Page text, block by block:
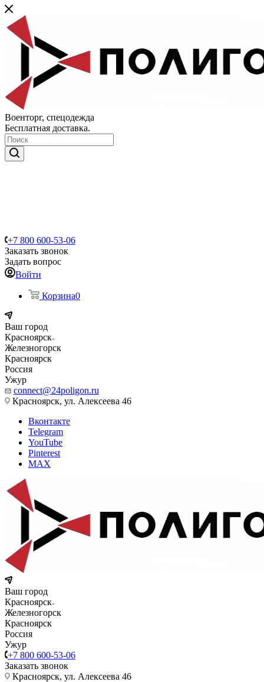
Военторг, спецодежда
Бесплатная доставка.
+7 800 600-53-06
Заказать звонок
Задать вопрос
Войти
Корзина0
Ваш город
Красноярск
Железногорск
Красноярск
Россия
Ужур
connect@24poligon.ru
Красноярск, ул. Алексеева 46
Вконтакте
Telegram
YouTube
Pinterest
MAX
Ваш город
Красноярск
Железногорск
Красноярск
Россия
Ужур
+7 800 600-53-06
Заказать звонок
Красноярск, ул. Алексеева 46